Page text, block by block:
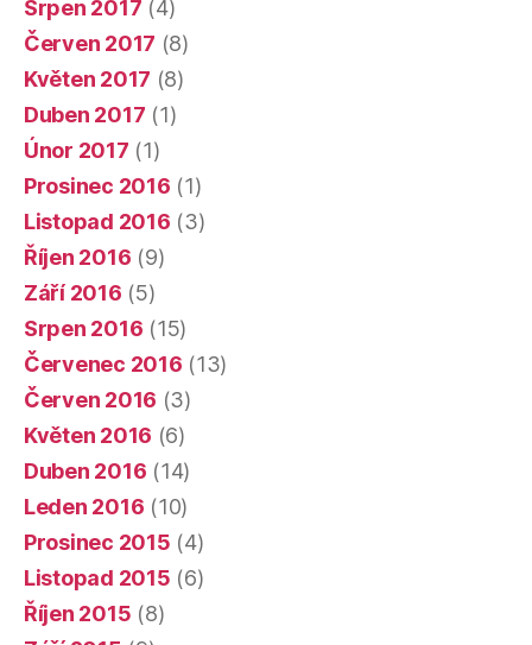
Srpen 2017 (4)
Červen 2017 (8)
Květen 2017 (8)
Duben 2017 (1)
Únor 2017 (1)
Prosinec 2016 (1)
Listopad 2016 (3)
Říjen 2016 (9)
Září 2016 (5)
Srpen 2016 (15)
Červenec 2016 (13)
Červen 2016 (3)
Květen 2016 (6)
Duben 2016 (14)
Leden 2016 (10)
Prosinec 2015 (4)
Listopad 2015 (6)
Říjen 2015 (8)